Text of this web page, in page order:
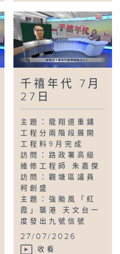
千禧年代 7月
27日
主題：龍翔道重鋪
工程分兩階段展開
工程料9月完成
訪問：路政署高級
維修工程師 朱嘉傑
訪問：觀塘區議員
柯創盛
主題：強颱風「紅
霞」襲港 天文台一
度發出九號信號
...
27/07/2026
收看